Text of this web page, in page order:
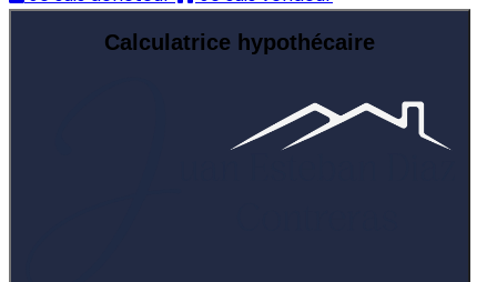
Calculatrice hypothécaire